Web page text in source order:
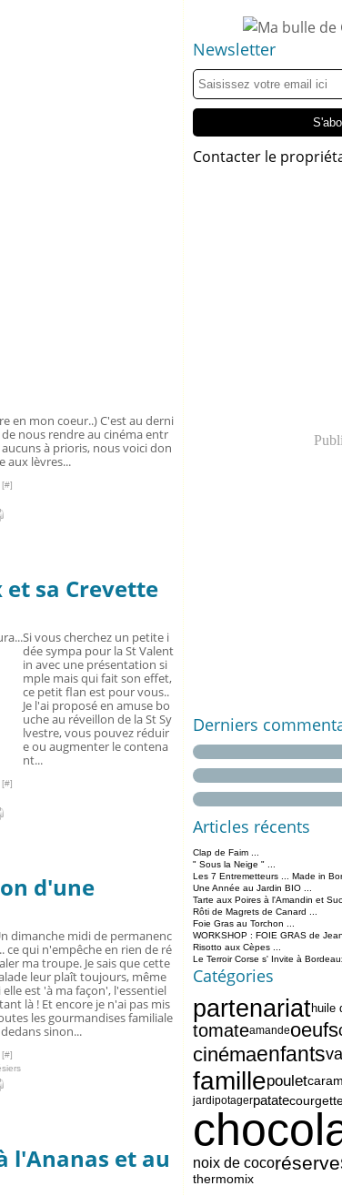
en mon coeur..) C'est au derni
nous rendre au cinéma entr
aucuns à prioris, nous voici don
aux lèvres...
[#]
et sa Crevette
Si vous cherchez un petite i
dée sympa pour la St Valent
in avec une présentation si
mple mais qui fait son effet,
ce petit flan est pour vous..
Je l'ai proposé en amuse bo
uche au réveillon de la St Sy
lvestre, vous pouvez réduir
e ou augmenter le contena
nt...
[#]
d'une
dimanche midi de permanenc
ce qui n'empêche en rien de ré
ma troupe. Je sais que cette
leur plaît toujours, même
elle est 'à ma façon', l'essentiel
là ! Et encore je n'ai pas mis
les gourmandises familiale
sinon...
[#]
l'Ananas et au
Newsletter
Contacter le
Derniers
Articles récents
Clap de Faim ...
" Sous la Neige " ...
Les 7 Entremetteurs ... Made in
Une Année au Jardin BIO ...
Tarte aux Poires à l'Amandin et
Rôti de Magrets de Canard ...
Foie Gras au Torchon ...
WORKSHOP : FOIE GRAS de
Risotto aux Cèpes ...
Le Terroir Corse s' Invite à
Catégories
partenariathuile
tomateamandeoeufs
cinémaenfants
famillepoulet
jardipotagerpatate
noix de cocoréserve
thermomix